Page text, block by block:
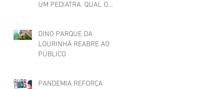
UM PEDIATRA. QUAL O
DINO PARQUE DA
LOURINHÃ REABRE AO
PÚBLICO
PANDEMIA REFORÇA